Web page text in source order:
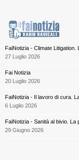
FaiNotizia - Climate Litigation.
27 Luglio 2026
Fai Notizia
20 Luglio 2026
FaiNotizia - Il lavoro di cura.
6 Luglio 2026
FaiNotizia - Sanità al bivio. La
29 Giugno 2026